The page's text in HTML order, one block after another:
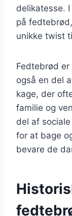
delikatesse.
på
unikke twist
Fedtebrød
også en del
kage, der
familie og
del af
for at bage
bevare de